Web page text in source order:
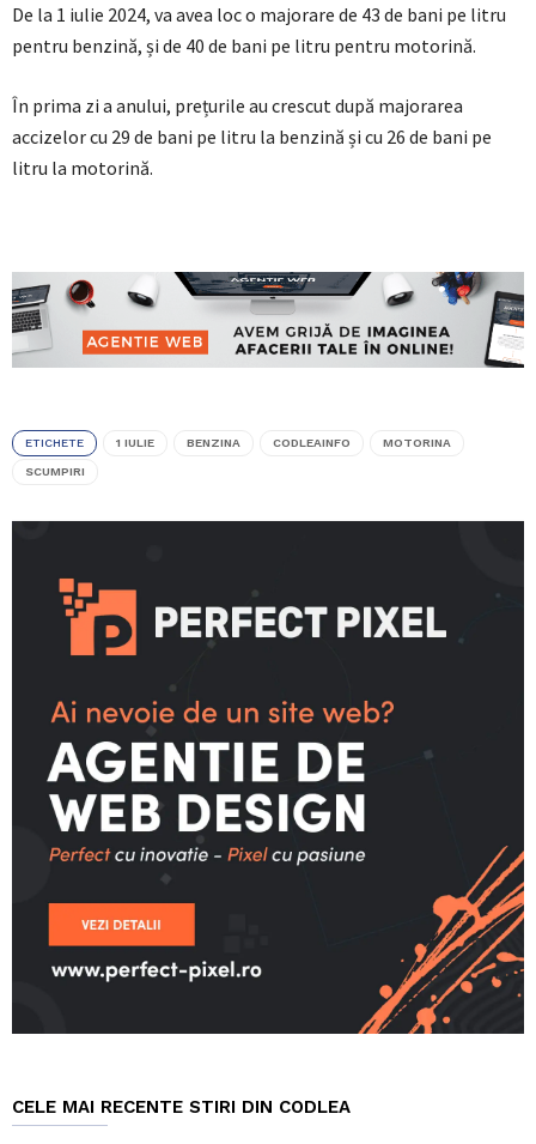
De la 1 iulie 2024, va avea loc o majorare de 43 de bani pe litru
pentru benzină, și de 40 de bani pe litru pentru motorină.
În prima zi a anului, prețurile au crescut după majorarea
accizelor cu 29 de bani pe litru la benzină și cu 26 de bani pe
litru la motorină.
ETICHETE 1 IULIE BENZINA CODLEAINFO MOTORINA
SCUMPIRI
CELE MAI RECENTE STIRI DIN CODLEA